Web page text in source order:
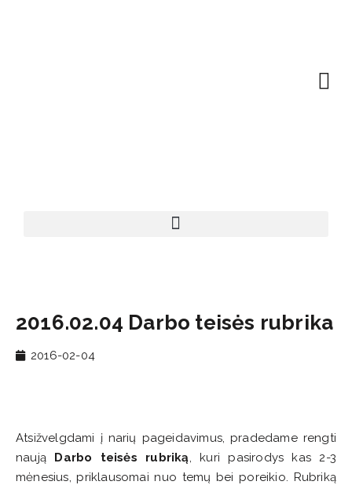
2016.02.04 Darbo teisės rubrika
2016-02-04
Atsižvelgdami į narių pageidavimus, pradedame rengti
naują Darbo teisės rubriką , kuri pasirodys kas 2-3
mėnesius, priklausomai nuo temų bei poreikio. Rubriką